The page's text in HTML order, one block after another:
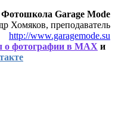
Фотошкола Garage Mode
Хомяков, преподаватель
http://www.garagemode.su
о фотографии в MAX и